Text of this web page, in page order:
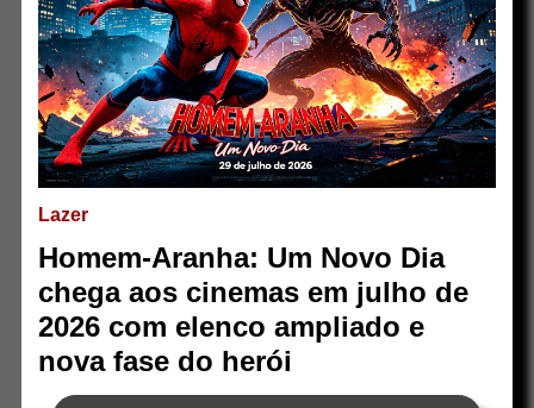
Lazer
Homem-Aranha: Um Novo Dia
chega aos cinemas em julho de
2026 com elenco ampliado e
nova fase do herói